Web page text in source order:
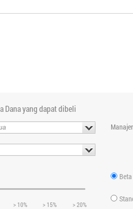
Dana yang dapat dibeli
> 10% > 15% > 20%
Beta